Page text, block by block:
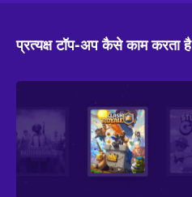
प्रत्यक्ष टॉप-अप कैसे काम करता है